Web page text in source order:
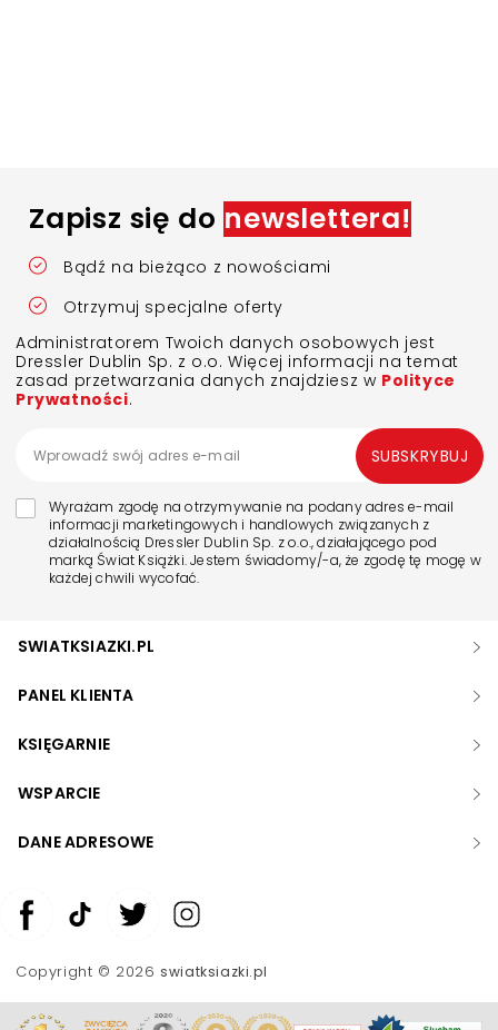
Zapisz się do newslettera!
Bądź na bieżąco z nowościami
Otrzymuj specjalne oferty
Administratorem Twoich danych osobowych jest
Dressler Dublin Sp. z o.o. Więcej informacji na temat
zasad przetwarzania danych znajdziesz w Polityce
Prywatności.
Wyrażam zgodę na otrzymywanie na podany adres e-mail
informacji marketingowych i handlowych związanych z
działalnością Dressler Dublin Sp. z o.o., działającego pod
marką Świat Książki. Jestem świadomy/-a, że zgodę tę mogę w
każdej chwili wycofać.
SUBSKRYBUJ
SWIATKSIAZKI.PL
PANEL KLIENTA
KSIĘGARNIE
WSPARCIE
DANE ADRESOWE
Copyright © 2026swiatksiazki.pl
Zwiększ rozmiar czcionki